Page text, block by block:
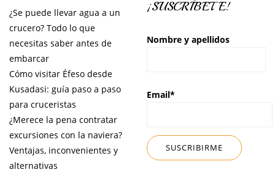
¿Se puede llevar agua a un
crucero? Todo lo que
necesitas saber antes de
embarcar
Cómo visitar Éfeso desde
Kusadasi: guía paso a paso
para cruceristas
¿Merece la pena contratar
excursiones con la naviera?
Ventajas, inconvenientes y
alternativas
¡SUSCRÍBETE!
Nombre y apellidos
Email*